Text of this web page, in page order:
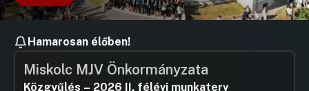
Hamarosan élőben!
Miskolc MJV Önkormányzata
Közgyűlés – 2026 II. félévi munkaterv